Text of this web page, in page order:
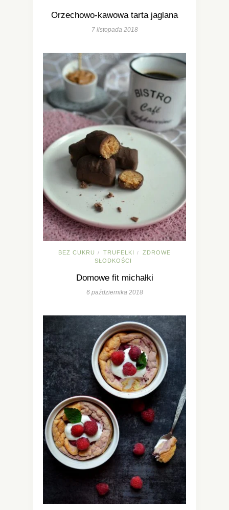
Orzechowo-kawowa tarta jaglana
7 listopada 2018
BEZ CUKRU / TRUFELKI /
ZDROWE
SŁODKOŚCI
Domowe fit michałki
6 października 2018